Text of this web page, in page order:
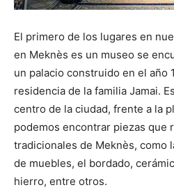
El primero de los lugares en
en Meknès es un museo se
un palacio construido en el año
residencia de la familia Jamai.
centro de la ciudad, frente a la
podemos encontrar piezas que
tradicionales de Meknès, como
de muebles, el bordado,
hierro, entre otros.